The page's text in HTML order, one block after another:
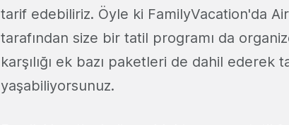
tarif edebiliriz. Öyle ki FamilyVacation'da
tarafından size bir tatil programı da
karşılığı ek bazı paketleri de dahil ederek
yaşabiliyorsunuz.